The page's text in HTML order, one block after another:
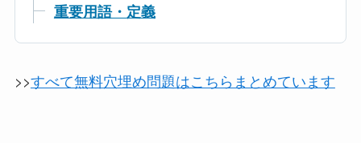
重要用語・定義
>>すべて無料穴埋め問題はこちらまとめています